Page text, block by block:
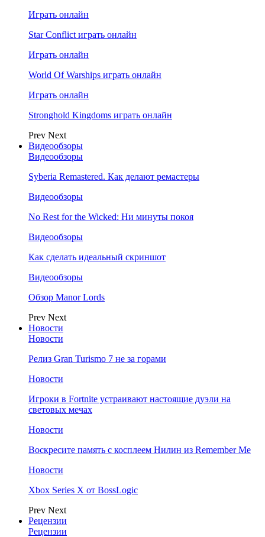
Играть онлайн
Star Conflict играть онлайн
Играть онлайн
World Of Warships играть онлайн
Играть онлайн
Stronghold Kingdoms играть онлайн
Prev Next
Видеообзоры
Видеообзоры
Syberia Remastered. Как делают ремастеры
Видеообзоры
No Rest for the Wicked: Ни минуты покоя
Видеообзоры
Как сделать идеальный скриншот
Видеообзоры
Обзор Manor Lords
Prev Next
Новости
Новости
Релиз Gran Turismo 7 не за горами
Новости
Игроки в Fortnite устраивают настоящие дуэли на
световых мечах
Новости
Воскресите память с косплеем Нилин из Remember Me
Новости
Xbox Series X от BossLogic
Prev Next
Рецензии
Рецензии